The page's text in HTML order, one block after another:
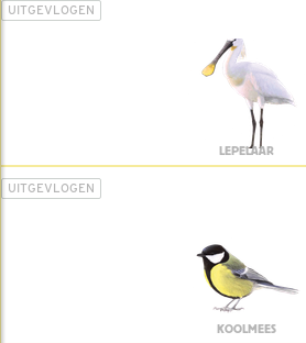
UITGEVLOGEN
LEPELAAR
UITGEVLOGEN
KOOLMEES